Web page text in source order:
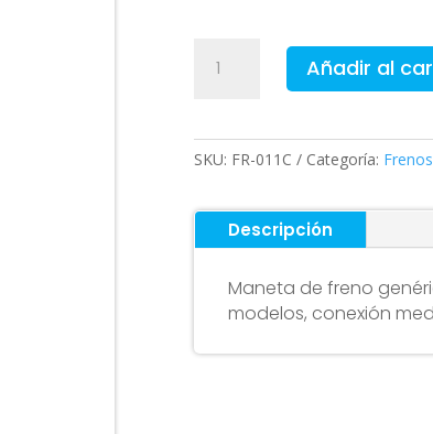
freno
(con
Añadir al
SKU: FR-011C Categoría: Frenos
Descripción
Maneta de freno
modelos, conexión